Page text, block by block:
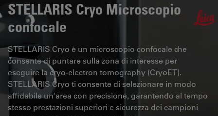
STELLARIS Cryo Microscopio
confocale
STELLARIS Cryo è un microscopio confocale che
consente di puntare sulla zona di interesse per
eseguire la cryo-electron tomography (CryoET).
STELLARIS Cryo ti consente di selezionare in modo
affidabile un'area con precisione, garantendo al tempo
stesso prestazioni superiori e sicurezza dei campioni